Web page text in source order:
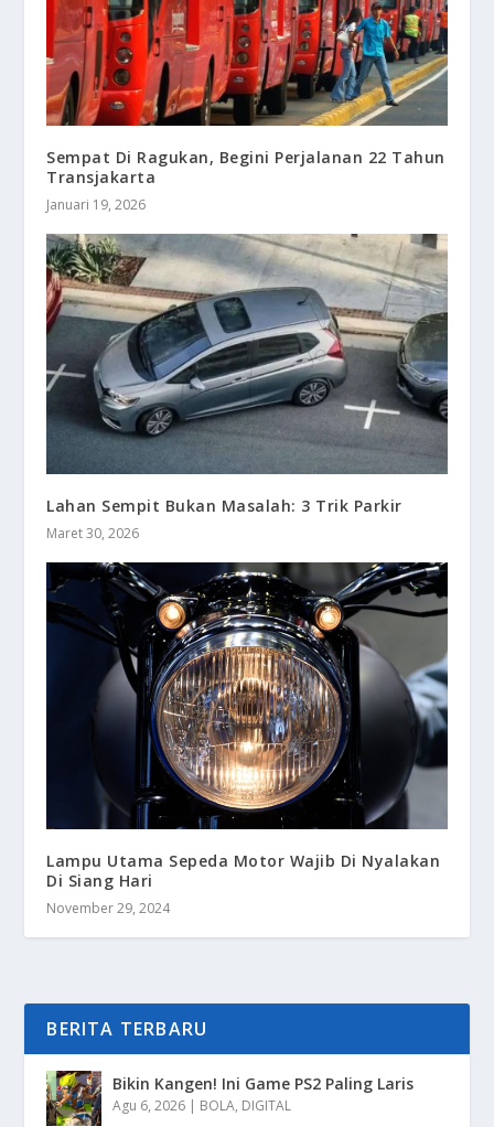
Sempat Di Ragukan, Begini Perjalanan 22 Tahun
Transjakarta
Januari 19, 2026
Lahan Sempit Bukan Masalah: 3 Trik Parkir
Maret 30, 2026
Lampu Utama Sepeda Motor Wajib Di Nyalakan
Di Siang Hari
November 29, 2024
BERITA TERBARU
Bikin Kangen! Ini Game PS2 Paling Laris
Agu 6, 2026 | BOLA, DIGITAL